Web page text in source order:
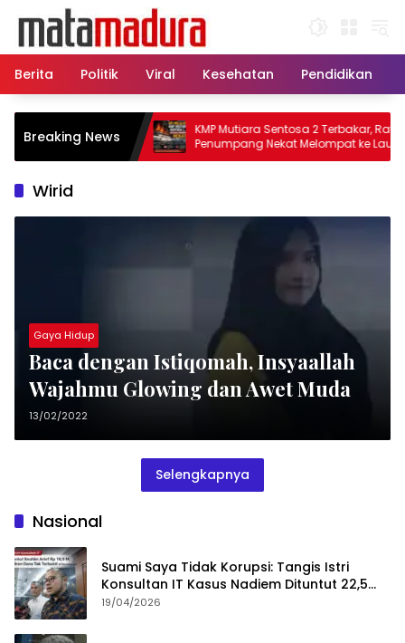
konten
Berita
Politik Viral Kesehatan Pendidikan
Breaking News
11 Kapal Sisir
Korban KMP
KMP Mutiara Sentosa 2 Terbakar, Ratusan
Penumpang Nekat Melompat ke Laut
Wirid
Gaya Hidup
Baca dengan Istiqomah, Insyaallah
Wajahmu Glowing dan Awet Muda
13/02/2022
Selengkapnya
Nasional
Suami Saya Tidak Korupsi: Tangis Istri
Konsultan IT Kasus Nadiem Dituntut 22,5
Tahun
19/04/2026